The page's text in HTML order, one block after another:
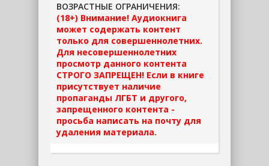
ВОЗРАСТНЫЕ ОГРАНИЧЕНИЯ:
(18+) Внимание! Аудиокнига
может содержать контент
только для совершеннолетних.
Для несовершеннолетних
просмотр данного контента
СТРОГО ЗАПРЕЩЕН! Если в книге
присутствует наличие
пропаганды ЛГБТ и другого,
запрещенного контента -
просьба написать на почту для
удаления материала.